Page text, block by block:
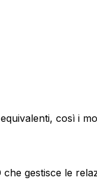
così i
che gestisce le